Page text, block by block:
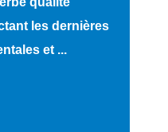
les dernières
et ...